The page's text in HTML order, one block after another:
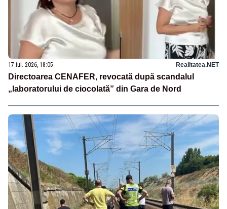
17 iul. 2026, 18:05 Realitatea.NET
Directoarea CENAFER, revocată după scandalul
„laboratorului de ciocolată” din Gara de Nord